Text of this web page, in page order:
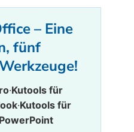
– Eine
fünf
·Kutools für
·Kutools für